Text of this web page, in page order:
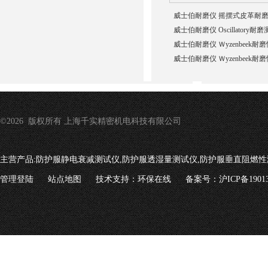
威士伯耐磨仪 摇摆式皮革耐
威士伯耐磨仪 Oscillatory耐磨
威士伯耐磨仪 Ｗyzenbeek耐
威士伯耐磨仪 Ｗyzenbeek耐
©2026 版权所有 上海千实精密机电科技有限公司
主营产品:防护服静电衰减测试仪,防护服透湿量测试仪,防护服垂直阻燃
管理登陆 站点地图 技术支持：环保在线 备案号：沪ICP备